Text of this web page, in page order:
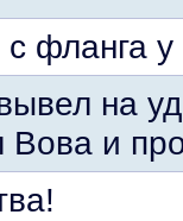
фланга у
на
Вова и